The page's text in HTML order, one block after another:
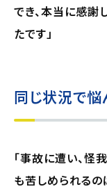
でき、本当に感謝
たです」
同じ状況で悩
「事故に遭い、怪
も苦しめられるの